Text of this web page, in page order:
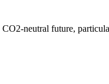
neutral future,